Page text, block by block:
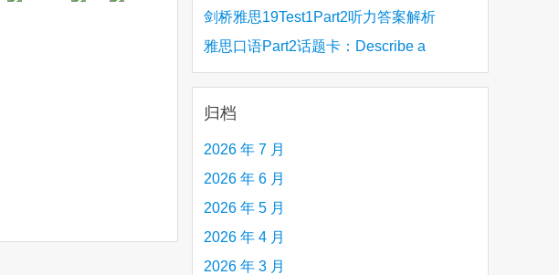
upon us 人工智能语言翻译
Stanthorpe Twinning Association
剑桥雅思19Test1Part2听力答案解析
Stanthorpe Twinning Association
雅思口语Part2话题卡：Describe a
creative person (e.g. an artist, a musician,
etc.) you admire 钦佩的有创造力的人
归档
2026 年 7 月
2026 年 6 月
2026 年 5 月
2026 年 4 月
2026 年 3 月